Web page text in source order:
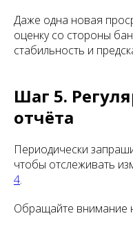
Даже одна новая
оценку со стороны
стабильность и
Шаг 5.
отчёта
Периодически
чтобы отслеживать
4.
Обращайте внимание